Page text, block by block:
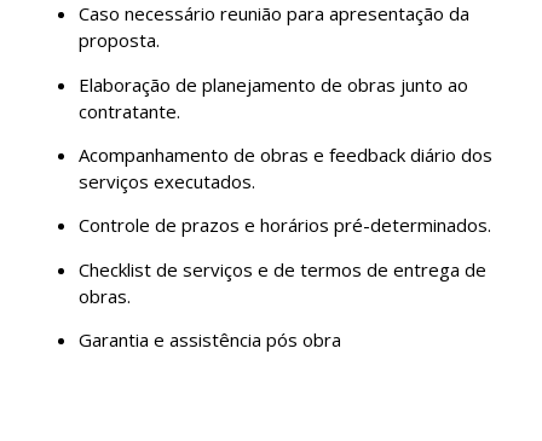
Caso necessário reunião para apresentação da
proposta.
Elaboração de planejamento de obras junto ao
contratante.
Acompanhamento de obras e feedback diário dos
serviços executados.
Controle de prazos e horários pré-determinados.
Checklist de serviços e de termos de entrega de
obras.
Garantia e assistência pós obra